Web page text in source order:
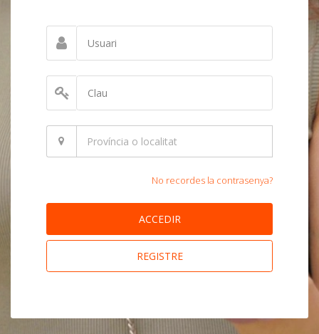
No recordes la contrasenya?
ACCEDIR
REGISTRE